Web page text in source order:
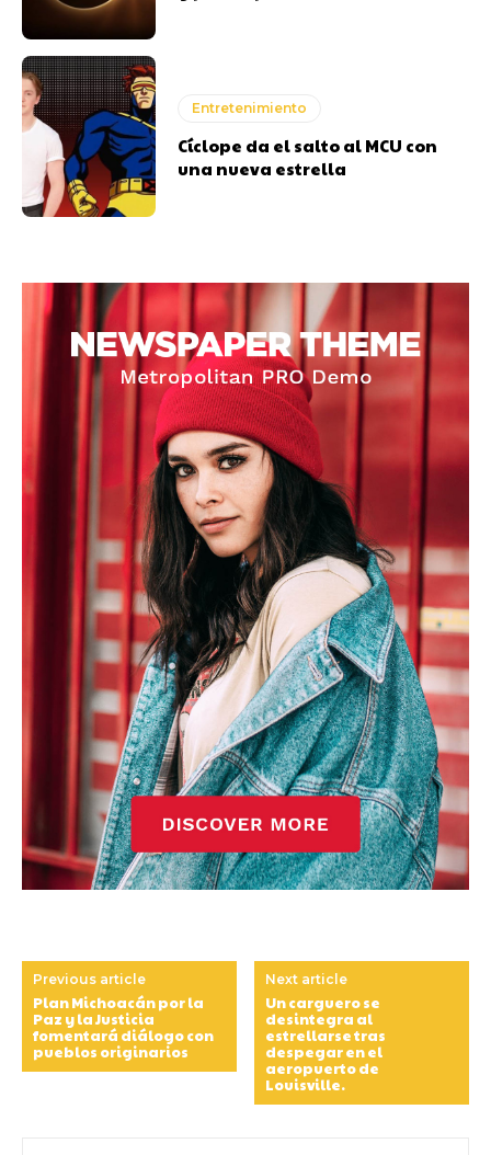
Entretenimiento
Cíclope da el salto al MCU con
una nueva estrella
Previous article
Plan Michoacán por la
Paz y la Justicia
fomentará diálogo con
pueblos originarios
Next article
Un carguero se
desintegra al
estrellarse tras
despegar en el
aeropuerto de
Louisville.